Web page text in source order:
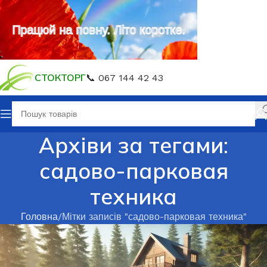
СТОКТОРГ📞 067 144 42 43
Архіви за тегами:
садово-парковая
техника
Головна Мітки записів "садово-парковая техника"
Працюй на повну. Літо коротке.